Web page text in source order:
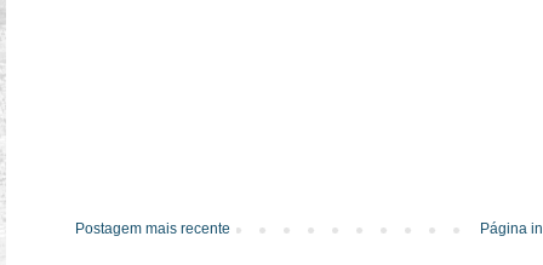
Postagem mais recente Página